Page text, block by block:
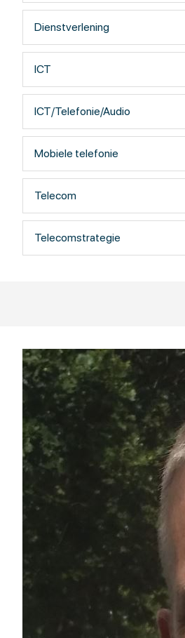
Dienstverlening
ICT
ICT/Telefonie/Audio
Mobiele telefonie
Telecom
Telecomstrategie